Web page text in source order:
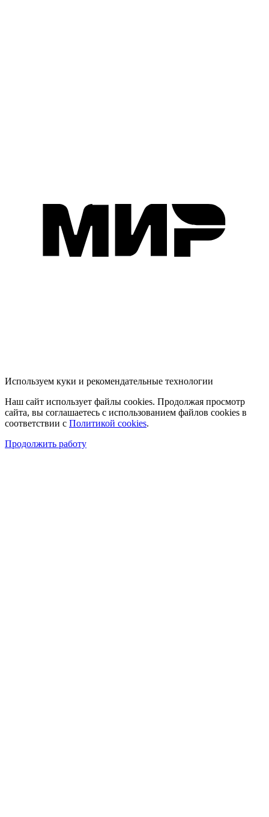
Используем куки и рекомендательные технологии
Наш сайт использует файлы cookies. Продолжая просмотр
сайта, вы соглашаетесь с использованием файлов cookies в
соответствии с Политикой cookies.
Продолжить работу